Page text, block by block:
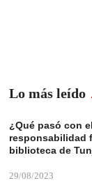
Lo más leído
¿Qué pasó con
responsabilidad
biblioteca de
29/08/2023